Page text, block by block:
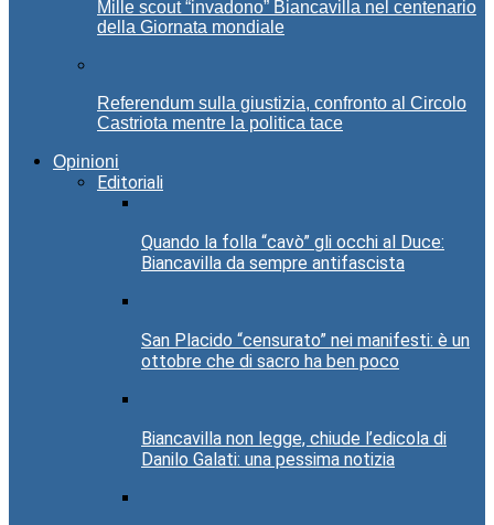
Mille scout “invadono” Biancavilla nel centenario
della Giornata mondiale
Referendum sulla giustizia, confronto al Circolo
Castriota mentre la politica tace
Opinioni
Editoriali
Quando la folla “cavò” gli occhi al Duce:
Biancavilla da sempre antifascista
San Placido “censurato” nei manifesti: è un
ottobre che di sacro ha ben poco
Biancavilla non legge, chiude l’edicola di
Danilo Galati: una pessima notizia